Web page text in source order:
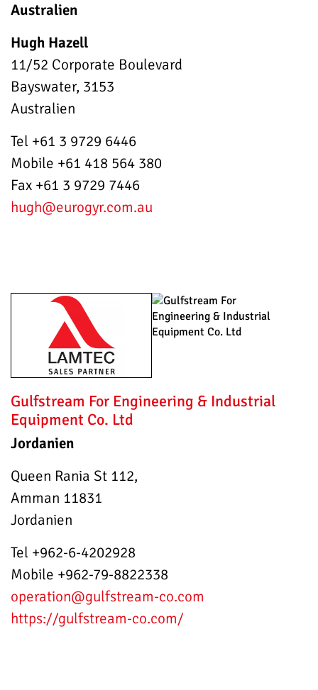
Australien
Hugh Hazell
11/52 Corporate Boulevard
Bayswater, 3153
Australien
Tel +61 3 9729 6446
Mobile +61 418 564 380
Fax +61 3 9729 7446
hugh@eurogyr.com.au
Gulfstream For Engineering & Industrial
Equipment Co. Ltd
Jordanien
Queen Rania St 112,
Amman 11831
Jordanien
Tel +962-6-4202928
Mobile +962-79-8822338
operation@gulfstream-co.com
https://gulfstream-co.com/